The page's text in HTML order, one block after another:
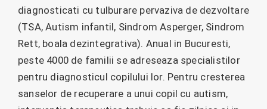
diagnosticati cu tulburare pervaziva de dezvoltare
(TSA, Autism infantil, Sindrom Asperger, Sindrom
Rett, boala dezintegrativa). Anual in Bucuresti,
peste 4000 de familii se adreseaza specialistilor
pentru diagnosticul copilului lor. Pentru cresterea
sanselor de recuperare a unui copil cu autism,